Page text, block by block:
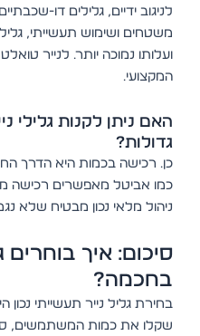
לניגוב ידיים, גלילים דו-
משטחים ושימוש תעשייתי,
ועלותו נמוכה יותר. לנייר
המקצועי.
האם ניתן לקנות גלילי
גדולות?
כן. רכישה בכמות היא הדרך
כמו אביטל מאפשרים רכישה
ניהול מלאי נכון מבטיח שלא
סיכום: איך בוחרים
בחכמה?
בחירת גליל נייר תעשייתי
שקלו את כמות המשתמשים,